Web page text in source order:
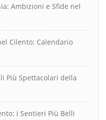
Ambizioni e Sfide nel
Cilento: Calendario
Più Spettacolari della
i Sentieri Più Belli